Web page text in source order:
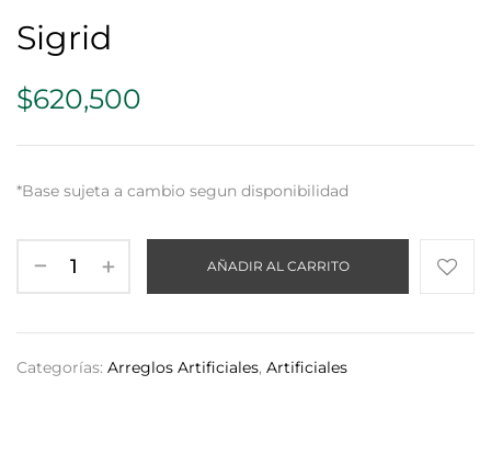
Sigrid
$620,500
*Base sujeta a cambio segun disponibilidad
AÑADIR AL CARRITO
Categorías: Arreglos Artificiales, Artificiales